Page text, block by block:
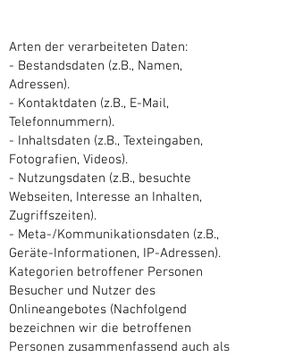
Arten der verarbeiteten Daten:
- Bestandsdaten (z.B., Namen,
Adressen).
- Kontaktdaten (z.B., E-Mail,
Telefonnummern).
- Inhaltsdaten (z.B., Texteingaben,
Fotografien, Videos).
- Nutzungsdaten (z.B., besuchte
Webseiten, Interesse an Inhalten,
Zugriffszeiten).
- Meta-/Kommunikationsdaten (z.B.,
Geräte-Informationen, IP-Adressen).
Kategorien betroffener Personen
Besucher und Nutzer des
Onlineangebotes (Nachfolgend
bezeichnen wir die betroffenen
Personen zusammenfassend auch als